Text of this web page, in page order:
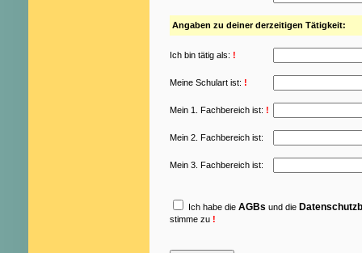
Angaben zu deiner derzeitigen Tätigkeit:
Ich bin tätig als: !
Meine Schulart ist: !
Mein 1. Fachbereich ist: !
Mein 2. Fachbereich ist:
Mein 3. Fachbereich ist:
Ich habe die AGBs und die
stimme zu !